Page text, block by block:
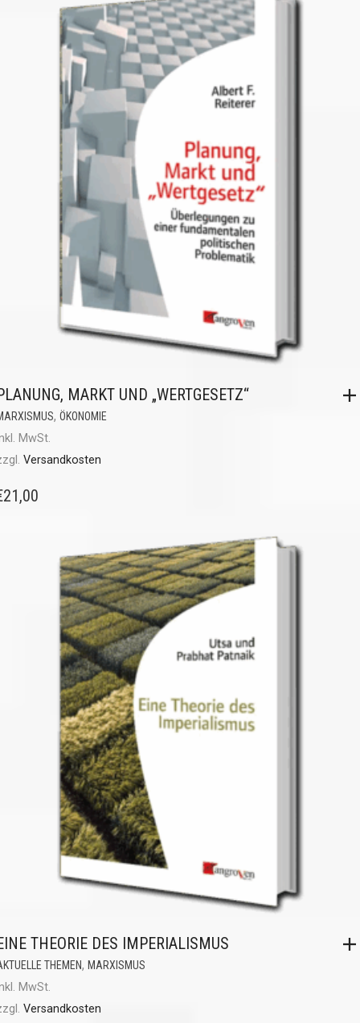
MARKT UND „WERTGESETZ“
, ÖKONOMIE
MwSt.
Versandkosten
21,00
THEORIE DES IMPERIALISMUS
THEMEN, MARXISMUS
MwSt.
Versandkosten